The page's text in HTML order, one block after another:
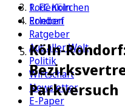
1. FC Köln
Erleben
Ratgeber
Aus aller Welt
Politik
Wirtschaft
Newsletter
E-Paper
Rodenkirchen
Rondorf
Köln-
Parkversuch